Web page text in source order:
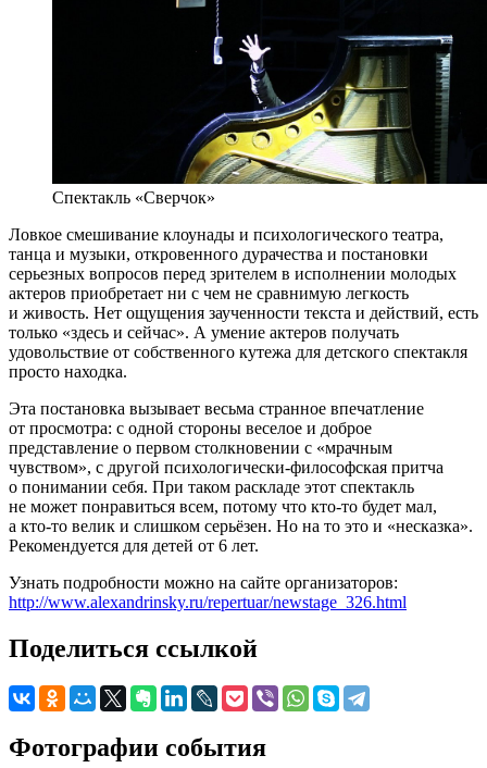
Спектакль «Сверчок»
Ловкое смешивание клоунады и психологического театра,
танца и музыки, откровенного дурачества и постановки
серьезных вопросов перед зрителем в исполнении молодых
актеров приобретает ни с чем не сравнимую легкость
и живость. Нет ощущения заученности текста и действий, есть
только «здесь и сейчас». А умение актеров получать
удовольствие от собственного кутежа для детского спектакля
просто находка.
Эта постановка вызывает весьма странное впечатление
от просмотра: с одной стороны веселое и доброе
представление о первом столкновении с «мрачным
чувством», с другой психологически-философская притча
о понимании себя. При таком раскладе этот спектакль
не может понравиться всем, потому что кто-то будет мал,
а кто-то велик и слишком серьёзен. Но на то это и «несказка».
Рекомендуется для детей от 6 лет.
Узнать подробности можно на сайте организаторов:
http://www.alexandrinsky.ru/repertuar/newstage_326.html
Поделиться ссылкой
Фотографии события